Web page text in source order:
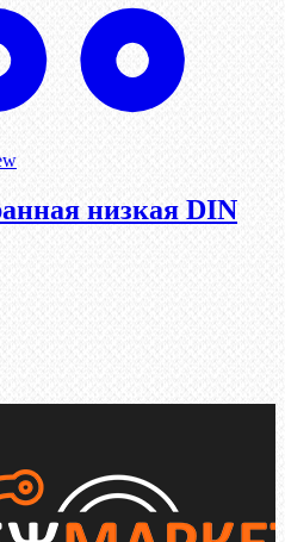
низкая DIN